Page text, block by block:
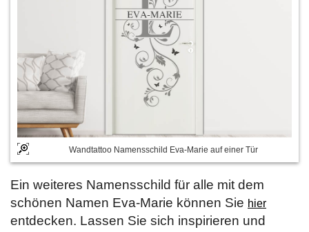
Wandtattoo Namensschild Eva-Marie auf einer Tür
Ein weiteres Namensschild für alle mit dem
schönen Namen Eva-Marie können Sie hier
entdecken. Lassen Sie sich inspirieren und